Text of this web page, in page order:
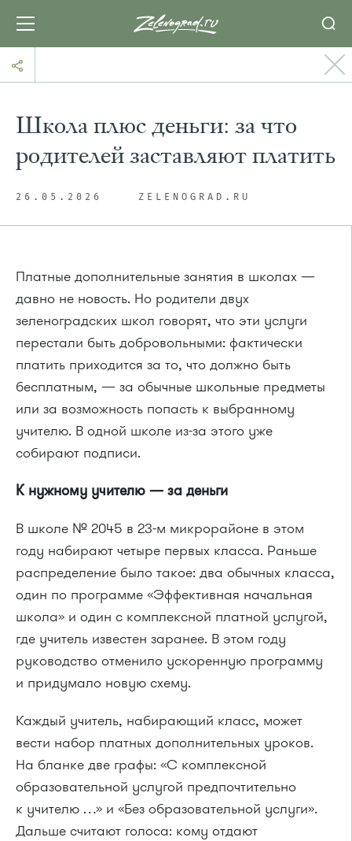
Школа плюс деньги: за что
родителей заставляют платить
26.05.2026 ZELENOGRAD.RU
Платные дополнительные занятия в школах —
давно не новость. Но родители двух
зеленоградских школ говорят, что эти услуги
перестали быть добровольными: фактически
платить приходится за то, что должно быть
бесплатным, — за обычные школьные предметы
или за возможность попасть к выбранному
учителю. В одной школе из-за этого уже
собирают подписи.
К нужному учителю — за деньги
В школе № 2045 в 23-м микрорайоне в этом
году набирают четыре первых класса. Раньше
распределение было такое: два обычных класса,
один по программе «Эффективная начальная
школа» и один с комплексной платной услугой,
где учитель известен заранее. В этом году
руководство отменило ускоренную программу
и придумало новую схему.
Каждый учитель, набирающий класс, может
вести набор платных дополнительных уроков.
На бланке две графы: «С комплексной
образовательной услугой предпочтительно
к учителю …» и «Без образовательной услуги».
Дальше считают голоса: кому отдают